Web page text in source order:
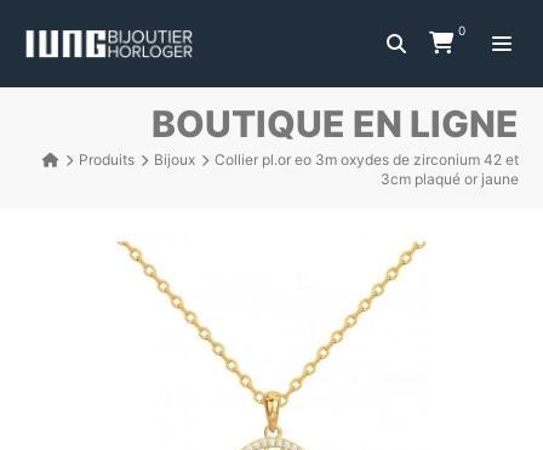
0
BOUTIQUE EN LIGNE
Produits Bijoux
Collier pl.or eo 3m oxydes de zirconium 42 et
3cm plaqué or jaune